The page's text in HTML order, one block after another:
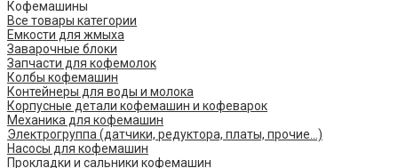
Кофемашины
Все товары категории
Емкости для жмыха
Заварочные блоки
Запчасти для кофемолок
Колбы кофемашин
Контейнеры для воды и молока
Корпусные детали кофемашин и кофеварок
Механика для кофемашин
Электрогруппа (датчики, редуктора, платы, прочие...)
Насосы для кофемашин
Прокладки и сальники кофемашин